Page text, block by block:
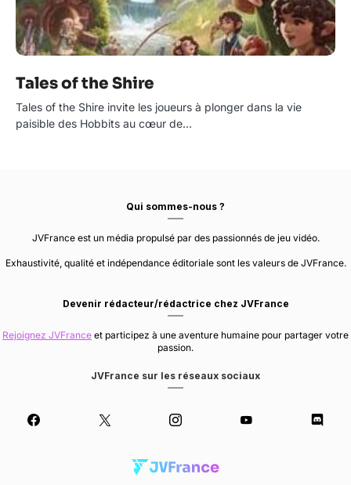
Tales of the Shire
Tales of the Shire invite les joueurs à plonger dans la vie
paisible des Hobbits au cœur de…
Qui sommes-nous ?
JVFrance est un média propulsé par des passionnés de jeu vidéo.
Exhaustivité, qualité et indépendance éditoriale sont les valeurs de JVFrance.
Devenir rédacteur/rédactrice chez JVFrance
Rejoignez JVFrance et participez à une aventure humaine pour partager votre
passion.
JVFrance sur les réseaux sociaux